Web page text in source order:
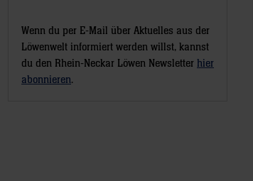
Wenn du per E-Mail über Aktuelles aus der
Löwenwelt informiert werden willst, kannst
du den Rhein-Neckar Löwen Newsletter hier
abonnieren.